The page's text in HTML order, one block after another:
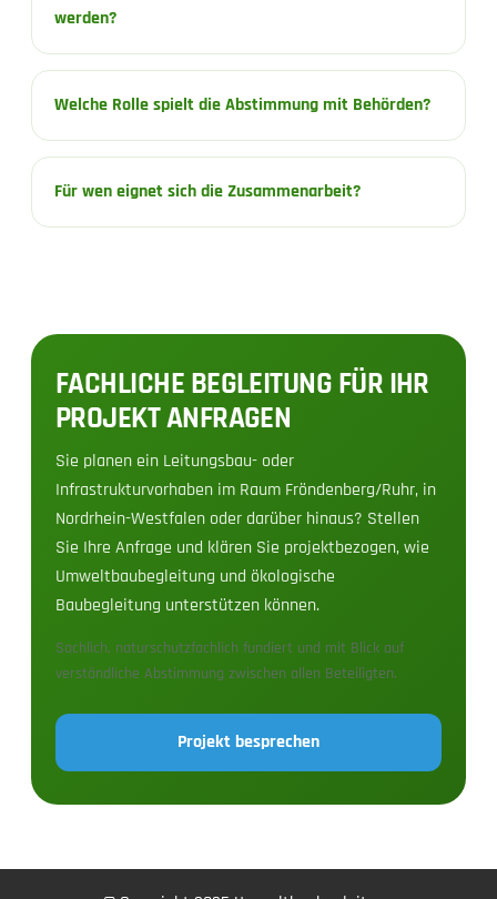
werden?
Welche Rolle spielt die Abstimmung mit Behörden?
Für wen eignet sich die Zusammenarbeit?
FACHLICHE BEGLEITUNG FÜR IHR
PROJEKT ANFRAGEN
Sie planen ein Leitungsbau- oder
Infrastrukturvorhaben im Raum Fröndenberg/Ruhr, in
Nordrhein-Westfalen oder darüber hinaus? Stellen
Sie Ihre Anfrage und klären Sie projektbezogen, wie
Umweltbaubegleitung und ökologische
Baubegleitung unterstützen können.
Sachlich, naturschutzfachlich fundiert und mit Blick auf
verständliche Abstimmung zwischen allen Beteiligten.
Projekt besprechen